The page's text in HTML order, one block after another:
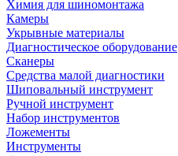
Химия для шиномонтажа
Камеры
Укрывные материалы
Диагностическое оборудование
Сканеры
Средства малой диагностики
Шиповальный инструмент
Ручной инструмент
Набор инструментов
Ложементы
Инструменты